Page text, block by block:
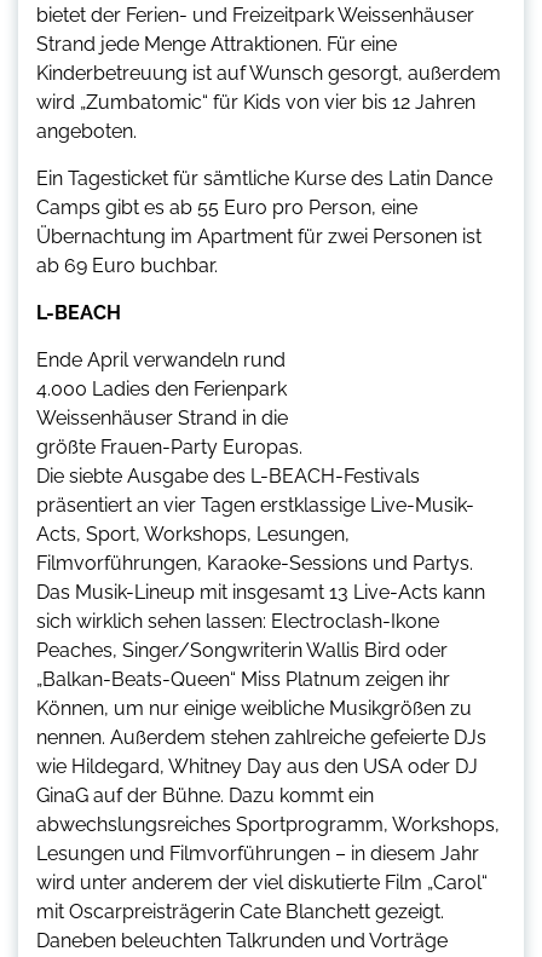
bietet der Ferien- und Freizeitpark Weissenhäuser
Strand jede Menge Attraktionen. Für eine
Kinderbetreuung ist auf Wunsch gesorgt, außerdem
wird „Zumbatomic“ für Kids von vier bis 12 Jahren
angeboten.
Ein Tagesticket für sämtliche Kurse des Latin Dance
Camps gibt es ab 55 Euro pro Person, eine
Übernachtung im Apartment für zwei Personen ist
ab 69 Euro buchbar.
L-BEACH
Ende April verwandeln rund
4.000 Ladies den Ferienpark
Weissenhäuser Strand in die
größte Frauen-Party Europas.
Die siebte Ausgabe des L-BEACH-Festivals
präsentiert an vier Tagen erstklassige Live-Musik-
Acts, Sport, Workshops, Lesungen,
Filmvorführungen, Karaoke-Sessions und Partys.
Das Musik-Lineup mit insgesamt 13 Live-Acts kann
sich wirklich sehen lassen: Electroclash-Ikone
Peaches, Singer/Songwriterin Wallis Bird oder
„Balkan-Beats-Queen“ Miss Platnum zeigen ihr
Können, um nur einige weibliche Musikgrößen zu
nennen. Außerdem stehen zahlreiche gefeierte DJs
wie Hildegard, Whitney Day aus den USA oder DJ
GinaG auf der Bühne. Dazu kommt ein
abwechslungsreiches Sportprogramm, Workshops,
Lesungen und Filmvorführungen – in diesem Jahr
wird unter anderem der viel diskutierte Film „Carol“
mit Oscarpreisträgerin Cate Blanchett gezeigt.
Daneben beleuchten Talkrunden und Vorträge